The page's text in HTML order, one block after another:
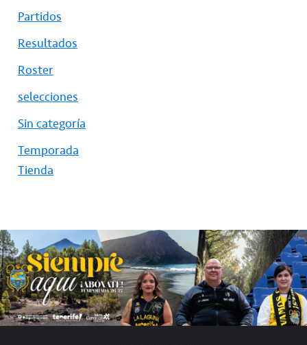
Partidos
Resultados
Roster
selecciones
Sin categoría
Temporada
Tienda